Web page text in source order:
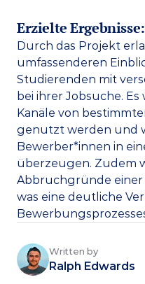
Erzielte Ergebnisse:
Durch das Projekt
umfassenderen
Studierenden mit
bei ihrer Jobsuche.
Kanäle von
genutzt werden und
Bewerber*innen in
überzeugen. Zudem
Abbruchgründe einer
was eine deutliche
Written by
Ralph Edwards